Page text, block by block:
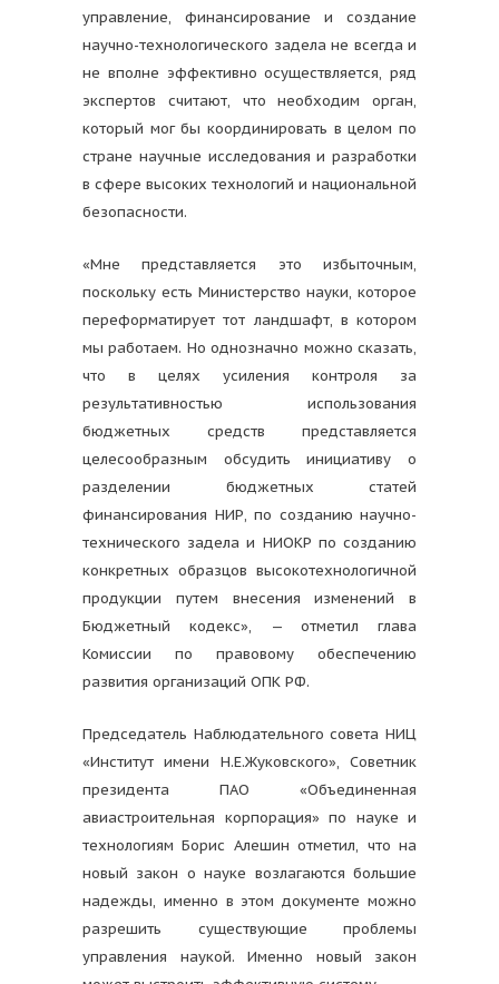
управление, финансирование и создание
научно-технологического задела не всегда и
не вполне эффективно осуществляется, ряд
экспертов считают, что необходим орган,
который мог бы координировать в целом по
стране научные исследования и разработки
в сфере высоких технологий и национальной
безопасности.
«Мне представляется это избыточным,
поскольку есть Министерство науки, которое
переформатирует тот ландшафт, в котором
мы работаем. Но однозначно можно сказать,
что в целях усиления контроля за
результативностью использования
бюджетных средств представляется
целесообразным обсудить инициативу о
разделении бюджетных статей
финансирования НИР, по созданию научно-
технического задела и НИОКР по созданию
конкретных образцов высокотехнологичной
продукции путем внесения изменений в
Бюджетный кодекс», — отметил глава
Комиссии по правовому обеспечению
развития организаций ОПК РФ.
Председатель Наблюдательного совета НИЦ
«Институт имени Н.Е.Жуковского», Советник
президента ПАО «Объединенная
авиастроительная корпорация» по науке и
технологиям Борис Алешин отметил, что на
новый закон о науке возлагаются большие
надежды, именно в этом документе можно
разрешить существующие проблемы
управления наукой. Именно новый закон